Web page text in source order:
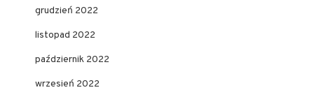
grudzień 2022
listopad 2022
październik 2022
wrzesień 2022